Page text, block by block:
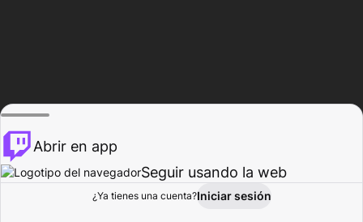
Explorar Actividad
Abrir en app
Seguir usando la web
¿Ya tienes una cuenta?Iniciar sesión